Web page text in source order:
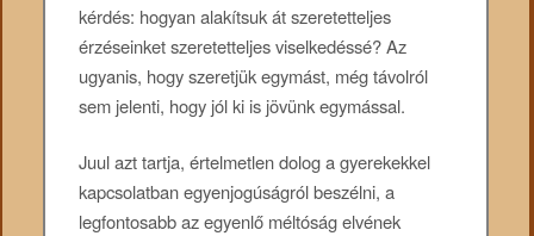
kérdés: hogyan alakítsuk át szeretetteljes
érzéseinket szeretetteljes viselkedéssé? Az
ugyanis, hogy szeretjük egymást, még távolról
sem jelenti, hogy jól ki is jövünk egymással.
Juul azt tartja, értelmetlen dolog a gyerekekkel
kapcsolatban egyenjogúságról beszélni, a
legfontosabb az egyenlő méltóság elvének